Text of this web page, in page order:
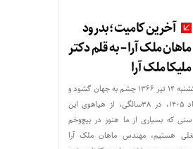
آخرین کامیت؛بدرود
ماهان ملک آرا – به قلم دکتر
ملیکا ملک آرا
ماهان ملک‌آرا، در یکشنبه ۱۴ تیر ۱۳۶۶ چشم به جهان گشود و
در یکشنبه ۱۷ خرداد ۱۴۰۵، در ۳۸سالگی، از هیاهوی این
که بسیاری از ما هنوز در پیچ‌وخم
هستیم، مهندس ماهان ملک آرا